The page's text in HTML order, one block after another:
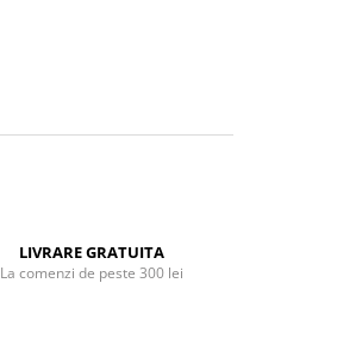
LIVRARE GRATUITA
La comenzi de peste 300 lei